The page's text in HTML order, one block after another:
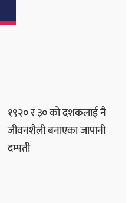
१९२० र ३० को दशकलाई नै
जीवनशैली बनाएका जापानी
दम्पती